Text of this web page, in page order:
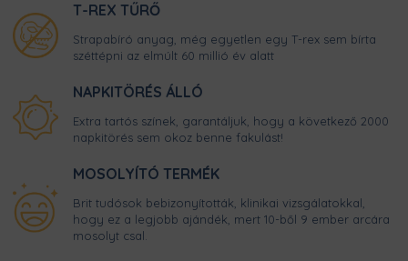
T-REX TŰRŐ
Strapabíró anyag, még egyetlen egy T-rex sem bírta
széttépni az elmúlt 60 millió év alatt
NAPKITÖRÉS ÁLLÓ
Extra tartós színek, garantáljuk, hogy a következő 2000
napkitörés sem okoz benne fakulást!
MOSOLYÍTÓ TERMÉK
Brit tudósok bebizonyították, klinikai vizsgálatokkal,
hogy ez a legjobb ajándék, mert 10-ből 9 ember arcára
mosolyt csal.